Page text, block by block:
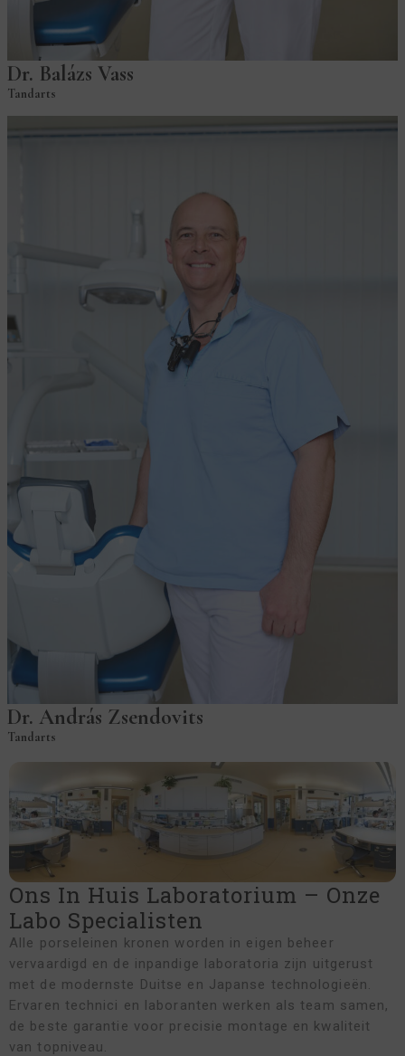
Dr. Balázs Vass
Tandarts
Dr. András Zsendovits
Tandarts
Ons In Huis Laboratorium – Onze
Labo Specialisten
Alle porseleinen kronen worden in eigen beheer
vervaardigd en de inpandige laboratoria zijn uitgerust
met de modernste Duitse en Japanse technologieën.
Ervaren technici en laboranten werken als team samen,
de beste garantie voor precisie montage en kwaliteit
van topniveau.